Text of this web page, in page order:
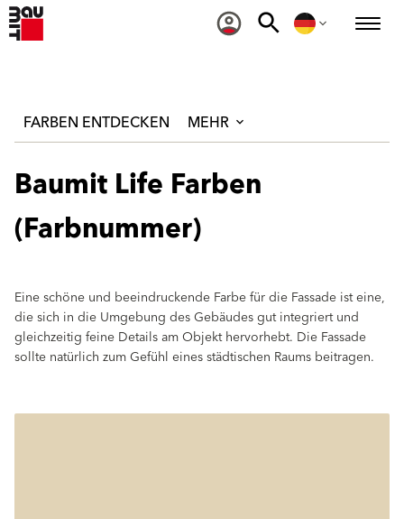
FARBEN ENTDECKEN MEHR
Baumit Life Farben
(Farbnummer)
Eine schöne und beeindruckende Farbe für die Fassade ist eine,
die sich in die Umgebung des Gebäudes gut integriert und
gleichzeitig feine Details am Objekt hervorhebt. Die Fassade
sollte natürlich zum Gefühl eines städtischen Raums beitragen.